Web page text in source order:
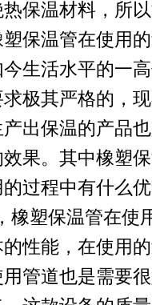
热保温材料，所
塑保温管在使用
今生活水平的一
求极其严格的，
产出保温的产品
效果。其中橡塑
的过程中有什么
橡塑保温管在使
的性能，在使用
用管道也是需要